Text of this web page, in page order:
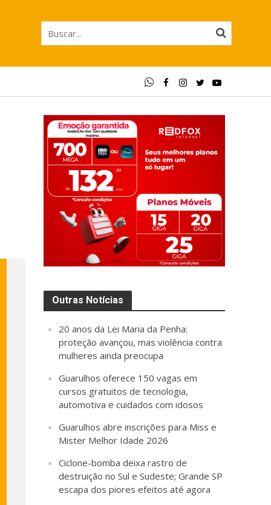
Outras Notícias
20 anos da Lei Maria da Penha:
proteção avançou, mas violência contra
mulheres ainda preocupa
Guarulhos oferece 150 vagas em
cursos gratuitos de tecnologia,
automotiva e cuidados com idosos
Guarulhos abre inscrições para Miss e
Mister Melhor Idade 2026
Ciclone-bomba deixa rastro de
destruição no Sul e Sudeste; Grande SP
escapa dos piores efeitos até agora